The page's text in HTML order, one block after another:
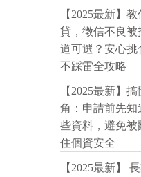
【2025最新】
貸，徵信不良被
道可選？安心
不踩雷全攻略
【2025最新】
角：申請前先
些資料，避免被
住個資安全
【2025最新】